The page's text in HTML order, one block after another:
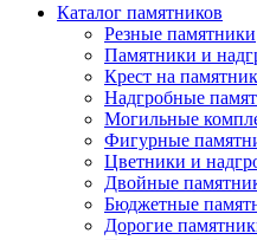
Каталог памятников
Резные памятники
Памятники и
Крест на памятник
Надгробные
Могильные
Фигурные
Цветники и
Двойные
Бюджетные
Дорогие